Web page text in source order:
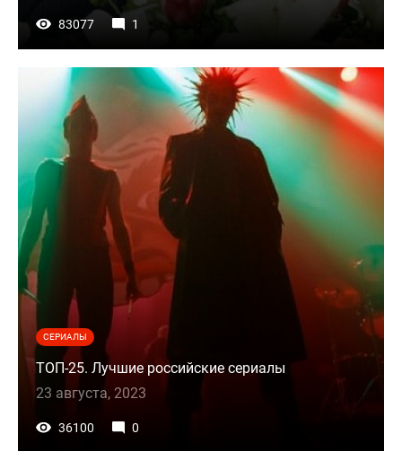
83077 1
СЕРИАЛЫ
ТОП-25. Лучшие российские сериалы
23 августа, 2023
36100 0